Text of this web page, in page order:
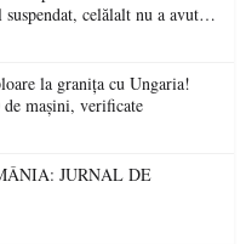
celălalt nu a avut
la granița cu Ungaria!
de mașini, verificate
JURNAL DE